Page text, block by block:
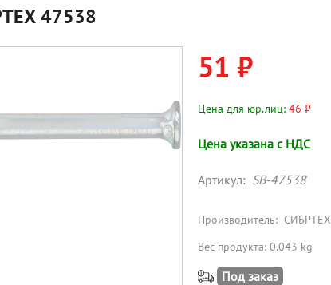
47538
51 ₽
Цена для юр.лиц: 46 ₽
Цена указана с НДС
Артикул: SB-47538
Производитель: СИБРТЕХ
Вес продукта: 0.043 kg
Под заказ